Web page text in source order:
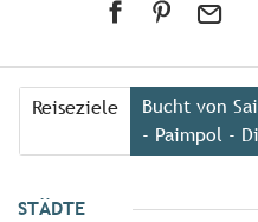
Reiseziele
Bucht von
- Paimpol -
STÄDTE